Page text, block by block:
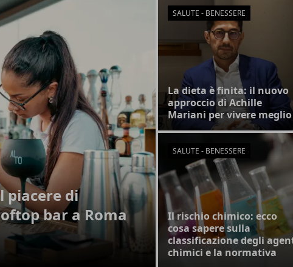
piacere di
bar a Roma
SALUTE - BENESSERE
La dieta è finita: il nuovo
approccio di Achille
Mariani per vivere meglio
SALUTE - BENESSERE
Il rischio chimico: ecco
cosa sapere sulla
classificazione degli
chimici e la normativa